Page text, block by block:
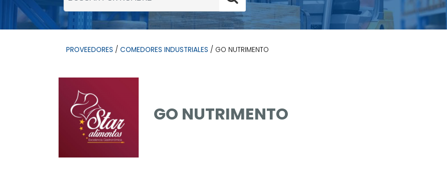
PROVEEDORES / COMEDORES INDUSTRIALES / GO NUTRIMENTO
GO NUTRIMENTO